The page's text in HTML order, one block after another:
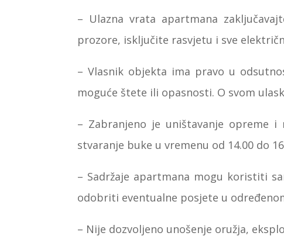
– Ulazna vrata apartmana
prozore, isključite rasvjetu i sve
– Vlasnik objekta ima pravo u
moguće štete ili opasnosti. O svom
– Zabranjeno je uništavanje opreme
stvaranje buke u vremenu od 14.00 do
– Sadržaje apartmana mogu koristiti
odobriti eventualne posjete u
– Nije dozvoljeno unošenje oružja,